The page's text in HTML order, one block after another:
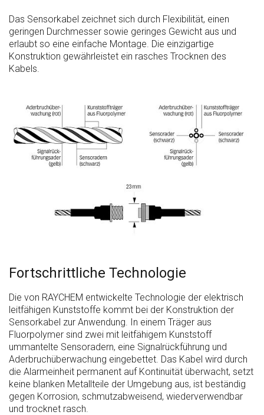
Das Sensorkabel zeichnet sich durch Flexibilität, einen
geringen Durchmesser sowie geringes Gewicht aus und
erlaubt so eine einfache Montage. Die einzigartige
Konstruktion gewährleistet ein rasches Trocknen des
Kabels.
Fortschrittliche Technologie
Die von RAYCHEM entwickelte Technologie der elektrisch
leitfähigen Kunststoffe kommt bei der Konstruktion der
Sensorkabel zur Anwendung. In einem Träger aus
Fluorpolymer sind zwei mit leitfähigem Kunststoff
ummantelte Sensoradern, eine Signalrückführung und
Aderbruchüberwachung eingebettet. Das Kabel wird durch
die Alarmeinheit permanent auf Kontinuität überwacht, setzt
keine blanken Metallteile der Umgebung aus, ist beständig
gegen Korrosion, schmutzabweisend, wiederverwendbar
und trocknet rasch.